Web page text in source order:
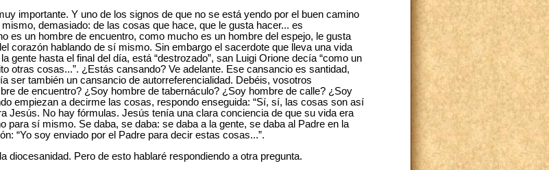
importante. Y uno de los signos de que no se está yendo por el buen camino
demasiado: de las cosas que hace, que le gusta hacer... es
es un hombre de encuentro, como mucho es un hombre del espejo, le gusta
corazón hablando de sí mismo. Sin embargo el sacerdote que lleva una vida
gente hasta el final del día, está “destrozado”, san Luigi Orione decía “como un
otras cosas...”. ¿Estás cansando? Ve adelante. Ese cansancio es santidad,
ser también un cansancio de autorreferencialidad. Debéis, vosotros
de encuentro? ¿Soy hombre de tabernáculo? ¿Soy hombre de calle? ¿Soy
empiezan a decirme las cosas, respondo enseguida: “Sí, sí, las cosas son así
Jesús. No hay fórmulas. Jesús tenía una clara conciencia de que su vida era
para sí mismo. Se daba, se daba: se daba a la gente, se daba al Padre en la
“Yo soy enviado por el Padre para decir estas cosas...”.
diocesanidad. Pero de esto hablaré respondiendo a otra pregunta.